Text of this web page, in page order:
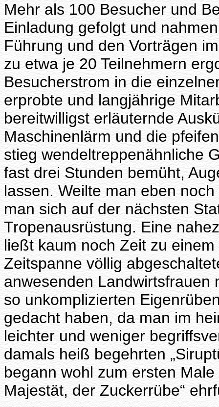
Mehr als 100 Besucher und
Einladung gefolgt und
Führung und den Vorträgen
zu etwa je 20 Teilnehmern
Besucherstrom in die
erprobte und langjährige
bereitwilligst erläuternde
Maschinenlärm und die
stieg wendeltreppenähnliche
fast drei Stunden bemüht,
lassen. Weilte man eben
man sich auf der nächsten
Tropenausrüstung. Eine
ließt kaum noch Zeit zu
Zeitspanne völlig
anwesenden Landwirtsfrauen
so unkomplizierten
gedacht haben, da man im
leichter und weniger
damals heiß begehrten
begann wohl zum ersten
Majestät, der Zuckerrübe“